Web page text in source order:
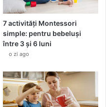
7 activități Montessori
simple: pentru bebeluși
între 3 și 6 luni
o zi ago